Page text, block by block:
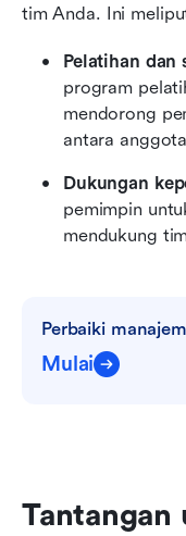
tim Anda. Ini
Pelatihan dan
program
mendorong
antara
Dukungan
pemimpin
mendukung
Perbaiki
Mulai
Tantangan